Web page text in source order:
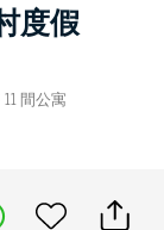
度假
間公寓